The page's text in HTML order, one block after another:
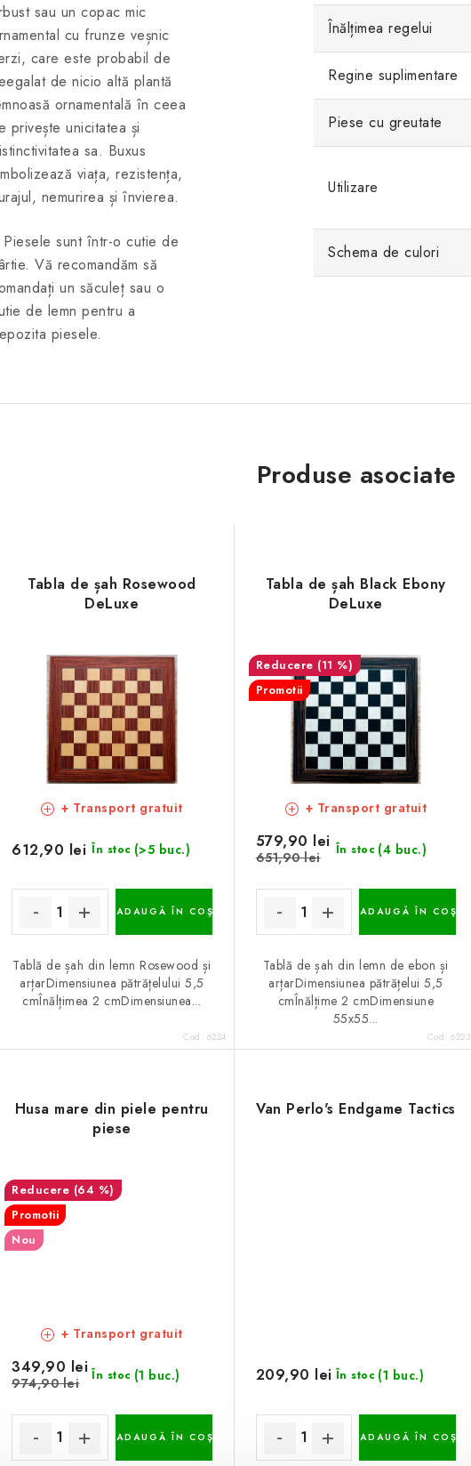
sau un copac mic
cu frunze veșnic
care este probabil de
de nicio altă plantă
ornamentală în ceea
privește unicitatea și
sa. Buxus
viața, rezistența,
nemurirea și învierea.
sunt într-o cutie de
Vă recomandăm să
un săculeț sau o
de lemn pentru a
piesele.
Înălțimea regelui
Regine suplimentare
Piese cu greutate
Utilizare
Schema de culori
Produse asociate
Tabla de șah Rosewood
DeLuxe
+ Transport gratuit
În stoc (>5 buc.)
612,90 lei
ADAUGĂ ÎN COŞ
Tablă de șah din lemn Rosewood și
arțarDimensiunea pătrățelului 5,5
cmÎnălțimea 2 cmDimensiunea...
Cod: 6224
Tabla de șah Black Ebony
DeLuxe
(11 %)
Promotii
+ Transport gratuit
În stoc (4 buc.)
579,90 lei
651,90 lei
ADAUGĂ ÎN COŞ
Tablă de șah din lemn de ebon și
arțarDimensiunea pătrățelui 5,5
cmÎnălțime 2 cmDimensiune
55x55...
Cod:6223
Husa mare din piele pentru
piese
(64 %)
Promotii
Nou
+ Transport gratuit
În stoc (1 buc.)
349,90 lei
974,90 lei
ADAUGĂ ÎN COŞ
Van Perlo's Endgame Tactics
În stoc (1 buc.)
209,90 lei
ADAUGĂ ÎN COŞ